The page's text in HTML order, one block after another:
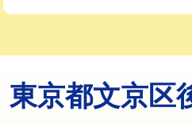
マス交換（土の掘削・埋め戻し作
マス交換（深さ50㎝以上）
トーラー機使用/3mまで
追加トーラー機使用/3m超え
東京都文京区